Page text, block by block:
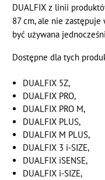
DUALFIX z linii
87 cm, ale nie
być używana
Dostępne dla tych
DUALFIX 5Z,
DUALFIX PRO,
DUALFIX PRO M,
DUALFIX PLUS,
DUALFIX M PLUS,
DUALFIX 3 i-SIZE,
DUALFIX iSENSE,
DUALFIX i-SIZE,